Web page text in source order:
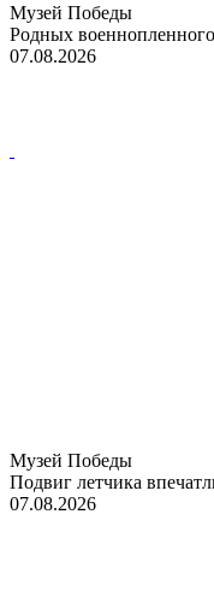
Музей Победы
Родных
07.08.2026
Музей Победы
Подвиг летчика
07.08.2026